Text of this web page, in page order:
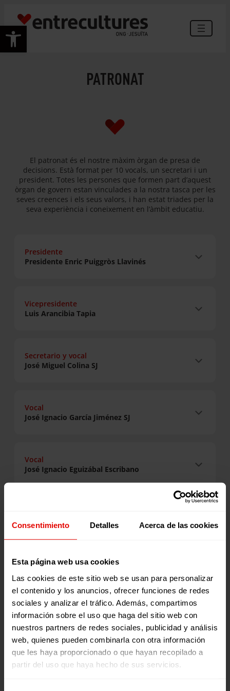
Consentimiento Detalles Acerca de las cookies
Esta página web usa cookies
Las cookies de este sitio web se usan para personalizar
el contenido y los anuncios, ofrecer funciones de redes
sociales y analizar el tráfico. Además, compartimos
información sobre el uso que haga del sitio web con
nuestros partners de redes sociales, publicidad y análisis
web, quienes pueden combinarla con otra información
que les haya proporcionado o que hayan recopilado a
partir del uso que haya hecho de sus servicios.
Obre la barra d'eines
contingut
PATRONAT
El patronat és el nostre màxim òrgan de presa de
decisions. Està format per 10 vocals, un secretari i un
president. Totes les persones que formen part d’aquest
òrgan de govern estan vinculades a la nostra tasca per les
seves creences i els seus valors, i han estat triades per la
seva experiència i coneixement en l’àmbit educatiu.
Presidente
Presidente Enric Puiggròs Llavinés
Vicepresidente
Luis Arancibia Tapia
Secretario y vocal
José Miguel Colina SJ
Vocal
José Ignacio García Jiménez SJ
Vocal
José Ignacio Eguizábal Escribano
Eva Castillo Sanz
Vocal
Vocal
Julia Navarro
Vocal